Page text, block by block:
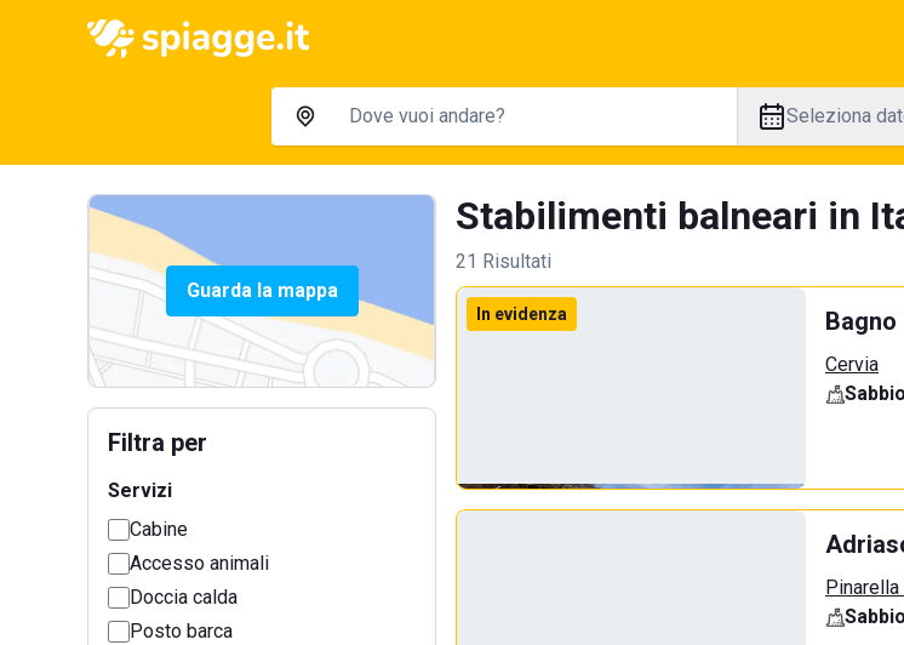
Seleziona
Guarda la mappa
Filtra per
Servizi
Cabine
Accesso animali
Doccia calda
Posto barca
Stabilimenti balneari in
21 Risultati
In evidenza Bagno
Cervia
Pinarella